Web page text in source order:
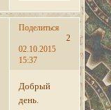
Поделиться
2
02.10.2015
15:37
Добрый
день.